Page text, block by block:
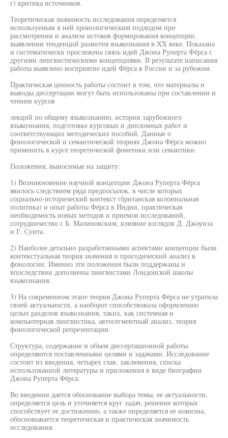
г) критика источников.
Теоретическая значимость исследования определяется
используемым в ней хронологическим подходом при
рассмотрении и анализе истоков формирования концепции,
выявлении тенденций развития языкознания в XX веке. Показана
и систематически прослежена связь идей Джона Руперта Фёрса с
другими лингвистическими концепциями. В результате написания
работы выявлено восприятие идей Фёрса в России и за рубежом.
Практическая ценность работы состоит в том, что материалы и
выводы диссертации могут быть использованы при составлении и
чтении курсов
лекций по общему языкознанию, истории зарубежного
языкознания, подготовке курсовых и дипломных работ и
соответствующих методических пособий. Данные о
фонологической и семантической теориях Джона Фёрса можно
применить в курсе теоретической фонетики или семантики.
Положения, выносимые на защиту:
1) Возникновение научной концепции Джона Руперта Фёрса
явилось следствием ряда предпосылок, в числе которых
социально-исторический контекст (британская колониальная
политика) и опыт работы Фёрса в Индии, практическая
необходимость новых методов и приемов исследований,
сотрудничество с Б. Малиновским, влияние взглядов Д. Джоунза
и Г. Суита.
2) Наиболее детально разработанными аспектами концепции были
контекстуальная теория значения и просодический анализ в
фонологии. Именно эти положения были поддержаны и
впоследствии дополнены лингвистами Лондонской школы
языкознания.
3) На современном этапе теория Джона Руперта Фёрса не утратила
своей актуальности, а наоборот способствовала оформлению
целых разделов языкознания, таких, как системная и
компьютерная лингвистика, автосегментный анализ, теория
фонологической репрезентации.
Структура, содержание и объем диссертационной работы
определяются поставленными целями и задачами. Исследование
состоит из введения, четырех глав, заключения, списка
использованной литературы и приложения в виде биографии
Джона Руперта Фёрса.
Во введении дается обоснование выбора темы, ее актуальности,
определяется цель и уточняется круг задач, решение которых
способствует ее достижению, а также определяется ее новизна,
обосновывается теоретическая и практическая значимость
исследования.